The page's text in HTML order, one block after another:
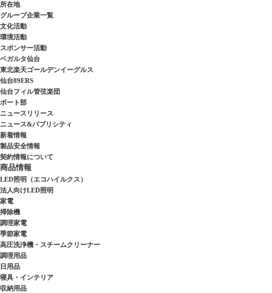
所在地
グループ企業一覧
文化活動
環境活動
スポンサー活動
ベガルタ仙台
東北楽天ゴールデンイーグルス
仙台89ERS
仙台フィル管弦楽団
ボート部
ニュースリリース
ニュース&パブリシティ
新着情報
製品安全情報
契約情報について
商品情報
LED照明（エコハイルクス）
法人向けLED照明
家電
掃除機
調理家電
季節家電
高圧洗浄機・スチームクリーナー
調理用品
日用品
寝具・インテリア
収納用品